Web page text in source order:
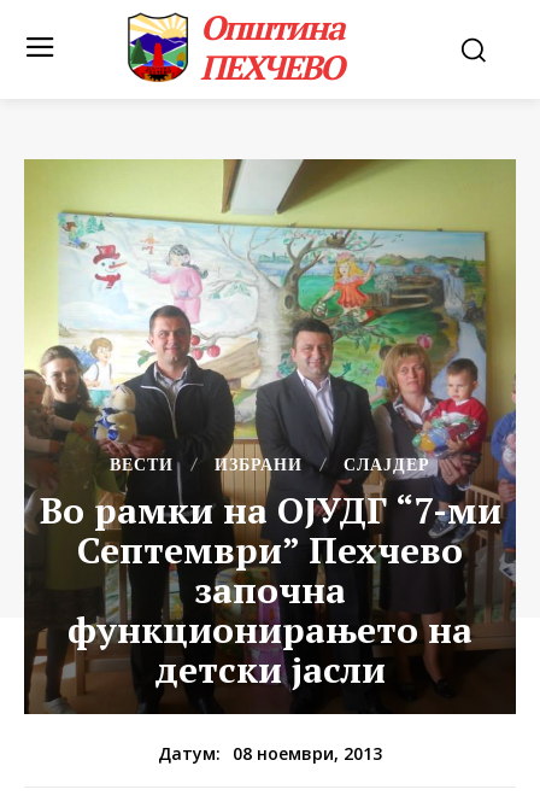
Општина
ПЕХЧЕВО
ВЕСТИ ИЗБРАНИ СЛАЈДЕР
Во рамки на ОЈУДГ “7-ми
Септември” Пехчево
започна
функционирањето на
детски јасли
Датум: 08 ноември, 2013